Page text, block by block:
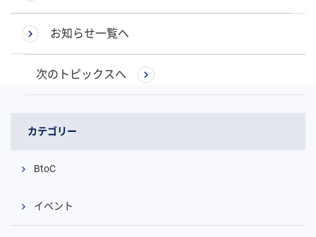
お知らせ一覧へ
次のトピックスへ
カテゴリー
BtoC
イベント